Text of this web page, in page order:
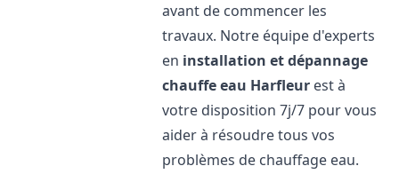
avant de commencer les
travaux. Notre équipe d'experts
en installation et dépannage
chauffe eau Harfleur est à
votre disposition 7j/7 pour vous
aider à résoudre tous vos
problèmes de chauffage eau.